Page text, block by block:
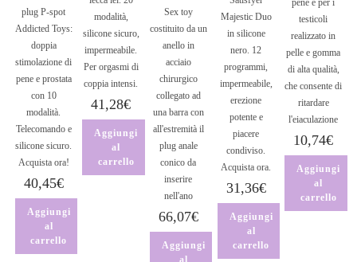
plug P-spot
Addicted Toys:
doppia
stimolazione di
pene e prostata
con 10
modalità.
Telecomando e
silicone sicuro.
Acquista ora!
40,45€
Aggiungi
al
carrello
modalità,
silicone sicuro,
impermeabile.
Per orgasmi di
coppia intensi.
41,28€
Aggiungi
al
carrello
Sex toy
costituito da un
anello in
acciaio
chirurgico
collegato ad
una barra con
all'estremità il
plug anale
conico da
inserire
nell'ano
66,07€
Aggiungi
al
Majestic Duo
in silicone
nero. 12
programmi,
impermeabile,
erezione
potente e
piacere
condiviso.
Acquista ora.
31,36€
Aggiungi
al
carrello
pene e per i
testicoli
realizzato in
pelle e gomma
di alta qualità,
che consente di
ritardare
l'eiaculazione
10,74€
Aggiungi
al
carrello